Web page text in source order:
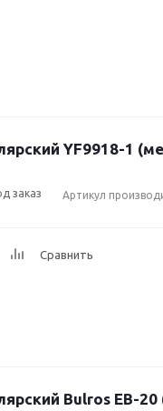
YF9918-1
заказ Артикул
Сравнить
Bulros EB-